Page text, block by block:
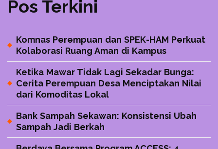
Pos Terkini
Komnas Perempuan dan SPEK-HAM Perkuat
Kolaborasi Ruang Aman di Kampus
Ketika Mawar Tidak Lagi Sekadar Bunga:
Cerita Perempuan Desa Menciptakan Nilai
dari Komoditas Lokal
Bank Sampah Sekawan: Konsistensi Ubah
Sampah Jadi Berkah